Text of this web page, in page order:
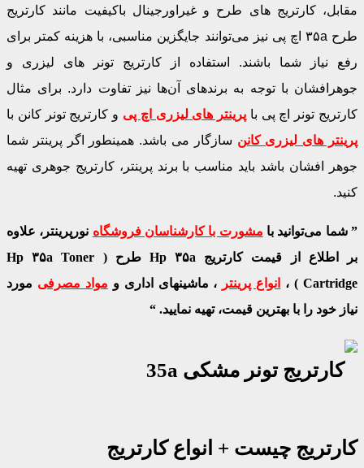
مقابل،کارتریج های طرح و غیراورجینال باکیفیت مانند کارتریج
طرح ۳۵a اچ پی نیز می‌توانند جایگزین مناسبی، با هزینه کمتر برای
رفع نیاز شما باشند. استفاده از کارتریج تونر های لیزری و
جوهرافشان با توجه به برندهای آن‌ها نیز تفاوت دارد. برای مثال
کارتریج تونر اچ پی با پرینتر های لیزری اچ پی و کارتریج تونر کانن با
پرینتر های لیزری کانن سازگار می باشد. همینطور اگر پرینتر شما
جوهر افشان باشد باید مناسب با برند پرینتر، کارتریج جوهری تهیه
کنید.
” شما می‌توانید با مشورت با کارشناسان فروشگاه نورپرینتر، علاوه
بر اطلاع از قیمت کارتریج Hp ۳۵a طرح ( Hp ۳۵a Toner
Cartridge ) ،
انواع پرینتر ، ماشینهای اداری و مواد مصرفی مورد
نیاز خود را با بهترین قیمت، تهیه نمایید. “
کارتریج چیست + انواع کارتریج